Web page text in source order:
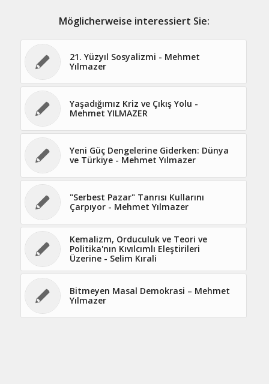
Möglicherweise interessiert Sie:
21. Yüzyıl Sosyalizmi - Mehmet
Yılmazer
Yaşadığımız Kriz ve Çıkış Yolu -
Mehmet YILMAZER
Yeni Güç Dengelerine Giderken: Dünya
ve Türkiye - Mehmet Yılmazer
"Serbest Pazar" Tanrısı Kullarını
Çarpıyor - Mehmet Yılmazer
Kemalizm, Orduculuk ve Teori ve
Politika'nın Kıvılcımlı Eleştirileri
Üzerine - Selim Kırali
Bitmeyen Masal Demokrasi – Mehmet
Yılmazer